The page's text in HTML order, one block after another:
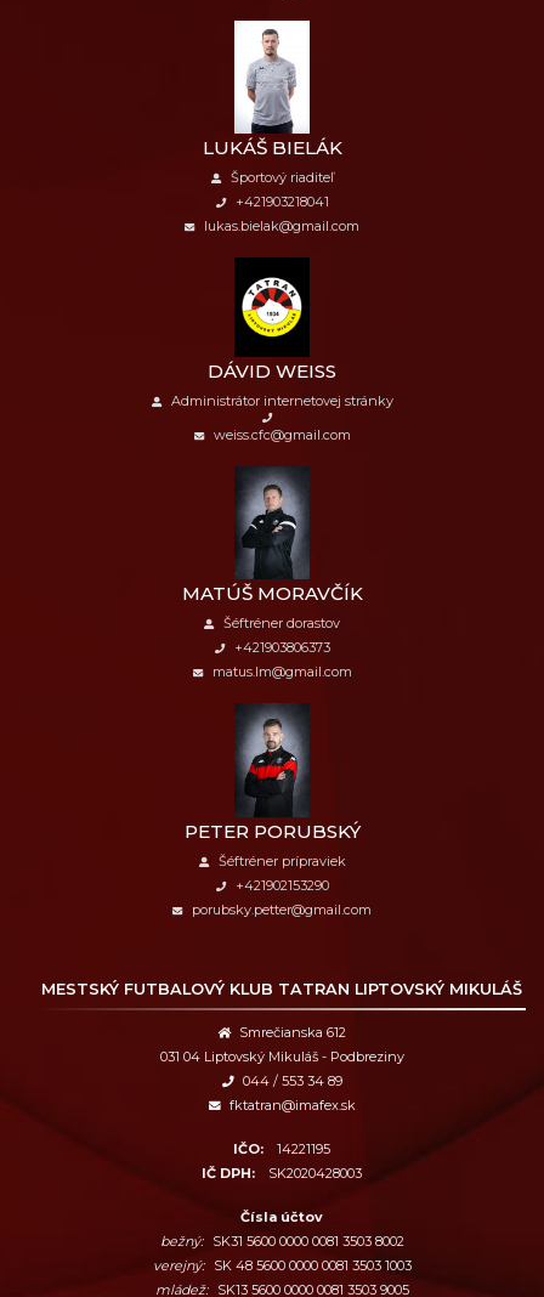
LUKÁŠ BIELÁK
Športový riaditeľ
+421903218041
lukas.bielak@gmail.com
DÁVID WEISS
Administrátor internetovej stránky
weiss.cfc@gmail.com
MATÚŠ MORAVČÍK
Šéftréner dorastov
+421903806373
matus.lm@gmail.com
PETER PORUBSKÝ
Šéftréner prípraviek
+421902153290
porubsky.petter@gmail.com
MESTSKÝ FUTBALOVÝ KLUB TATRAN LIPTOVSKÝ MIKULÁŠ
Smrečianska 612
031 04 Liptovský Mikuláš - Podbreziny
044 / 553 34 89
fktatran@imafex.sk
IČO:
14221195
IČ DPH:
SK2020428003
Čísla účtov
bežný:
SK31 5600 0000 0081 3503 8002
verejný:
SK 48 5600 0000 0081 3503 1003
mládež:
SK13 5600 0000 0081 3503 9005